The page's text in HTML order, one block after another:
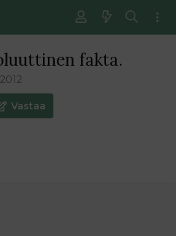
fakta.
Vastaa